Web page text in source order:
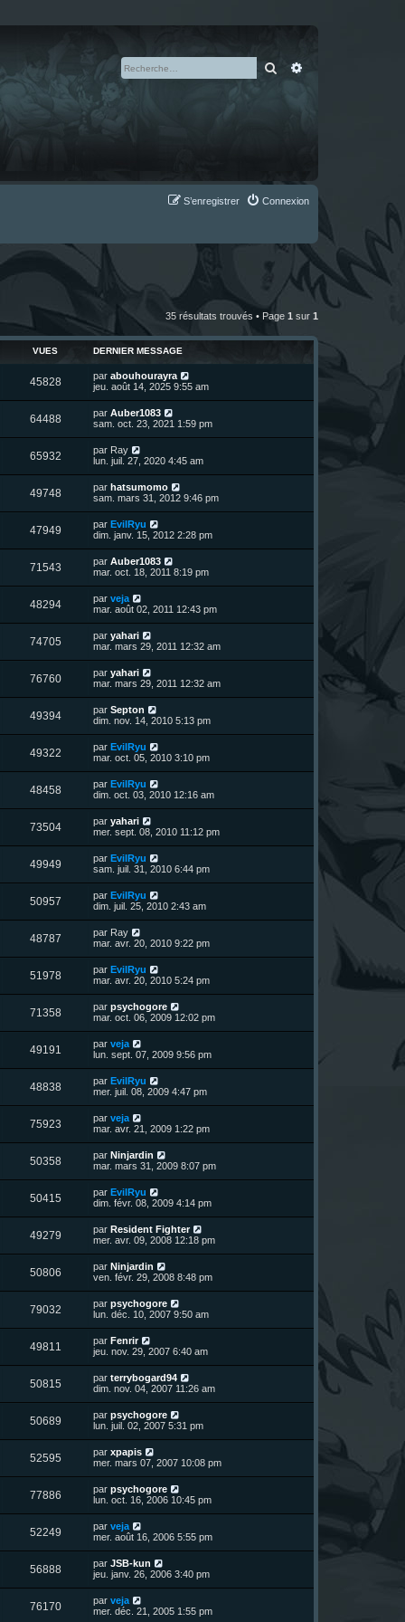
Rechercher
Connexion
S’enregistrer
35 résultats trouvés • Page 1 sur 1
VUES DERNIER MESSAGE
45828V
u
s
D
e
i
e
r
m
e
s
s
a
g
e
par abouhourayra
jeu. août 14, 2025 9:55 am
64488V
u
s
D
e
i
e
r
m
e
s
s
a
g
e
par Auber1083
sam. oct. 23, 2021 1:59 pm
65932V
u
s
D
e
i
e
r
m
e
s
s
a
g
e
par Ray
lun. juil. 27, 2020 4:45 am
49748V
u
s
D
e
i
e
r
m
e
s
s
a
g
e
par hatsumomo
sam. mars 31, 2012 9:46 pm
47949V
u
s
D
e
i
e
r
m
e
s
s
a
g
e
par EvilRyu
dim. janv. 15, 2012 2:28 pm
71543V
u
s
D
e
i
e
r
m
e
s
s
a
g
e
par Auber1083
mar. oct. 18, 2011 8:19 pm
48294V
u
s
D
e
i
e
r
m
e
s
s
a
g
e
par veja
mar. août 02, 2011 12:43 pm
74705V
u
s
D
e
i
e
r
m
e
s
s
a
g
e
par yahari
mar. mars 29, 2011 12:32 am
76760V
u
s
D
e
i
e
r
m
e
s
s
a
g
e
par yahari
mar. mars 29, 2011 12:32 am
49394V
u
s
D
e
i
e
r
m
e
s
s
a
g
e
par Septon
dim. nov. 14, 2010 5:13 pm
49322V
u
s
D
e
i
e
r
m
e
s
s
a
g
e
par EvilRyu
mar. oct. 05, 2010 3:10 pm
48458V
u
s
D
e
i
e
r
m
e
s
s
a
g
e
par EvilRyu
dim. oct. 03, 2010 12:16 am
73504V
u
s
D
e
i
e
r
m
e
s
s
a
g
e
par yahari
mer. sept. 08, 2010 11:12 pm
49949V
u
s
D
e
i
e
r
m
e
s
s
a
g
e
par EvilRyu
sam. juil. 31, 2010 6:44 pm
50957V
u
s
D
e
i
e
r
m
e
s
s
a
g
e
par EvilRyu
dim. juil. 25, 2010 2:43 am
48787V
u
s
D
e
i
e
r
m
e
s
s
a
g
e
par Ray
mar. avr. 20, 2010 9:22 pm
51978V
u
D
e
i
e
r
m
e
s
s
a
g
e
par EvilRyu
mar. avr. 20, 2010 5:24 pm
71358V
u
s
D
e
i
e
r
m
e
s
s
a
g
e
par psychogore
mar. oct. 06, 2009 12:02 pm
49191
u
s
D
e
i
e
r
m
e
s
s
a
g
e
par veja
lun. sept. 07, 2009 9:56 pm
48838V
u
s
D
e
i
e
r
m
e
s
s
a
g
e
par EvilRyu
mer. juil. 08, 2009 4:47 pm
75923V
u
s
D
e
i
e
r
m
e
s
s
a
g
e
par veja
mar. avr. 21, 2009 1:22 pm
50358V
u
s
D
e
i
e
r
m
e
s
s
a
g
e
par Ninjardin
mar. mars 31, 2009 8:07 pm
50415V
u
s
D
e
i
e
r
m
e
s
s
a
g
e
par EvilRyu
dim. févr. 08, 2009 4:14 pm
49279V
u
s
D
e
i
e
r
m
e
s
s
a
g
e
par Resident Fighter
mer. avr. 09, 2008 12:18 pm
50806V
u
D
e
i
e
r
m
e
s
s
a
g
e
par Ninjardin
ven. févr. 29, 2008 8:48 pm
79032V
u
s
D
e
i
e
r
m
e
s
s
a
g
e
par psychogore
lun. déc. 10, 2007 9:50 am
49811
u
s
D
e
i
e
r
m
e
s
s
a
g
e
par Fenrir
jeu. nov. 29, 2007 6:40 am
50815V
u
s
D
e
i
e
r
m
e
s
s
a
g
e
par terrybogard94
dim. nov. 04, 2007 11:26 am
50689V
u
s
D
e
i
e
r
m
e
s
s
a
g
e
par psychogore
lun. juil. 02, 2007 5:31 pm
52595V
u
s
D
e
i
e
r
m
e
s
s
a
g
e
par xpapis
mer. mars 07, 2007 10:08 pm
77886V
u
s
D
e
i
e
r
m
e
s
s
a
g
par psychogore
lun. oct. 16, 2006 10:45 pm
52249V
u
s
D
e
i
e
r
m
e
par veja
mer. août 16, 2006 5:55 pm
56888V
u
D
e
i
e
par JSB-kun
jeu. janv. 26, 2006 3:40 pm
76170V
D
e
par veja
mer. déc. 21, 2005 1:55 pm